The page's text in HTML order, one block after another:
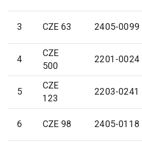
3 CZE 63 2405-0099
4
CZE
500
2201-0024
5
CZE
123
2203-0241
6 CZE 98 2405-0118